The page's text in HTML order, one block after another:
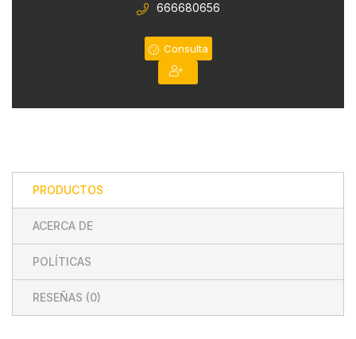
666680656
Consulta
PRODUCTOS
ACERCA DE
POLÍTICAS
RESEÑAS (0)